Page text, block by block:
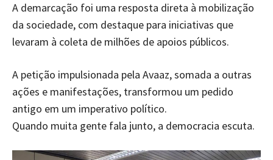
A demarcação foi uma resposta direta à mobilização
da sociedade, com destaque para iniciativas que
levaram à coleta de milhões de apoios públicos.
A petição impulsionada pela Avaaz, somada a outras
ações e manifestações, transformou um pedido
antigo em um imperativo político.
Quando muita gente fala junto, a democracia escuta.